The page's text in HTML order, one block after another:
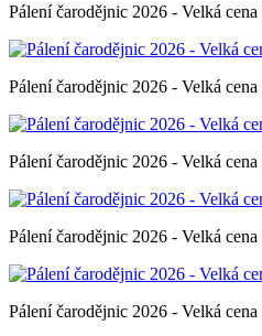
Pálení čarodějnic 2026 - Velká
Pálení čarodějnic 2026 - Velká
Pálení čarodějnic 2026 - Velká
Pálení čarodějnic 2026 - Velká
Pálení čarodějnic 2026 - Velká